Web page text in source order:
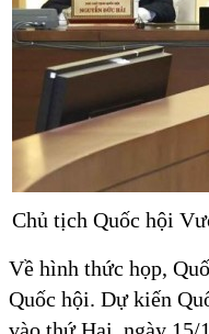
Chủ tịch Quốc hội
Về hình thức họp,
Quốc hội. Dự kiến